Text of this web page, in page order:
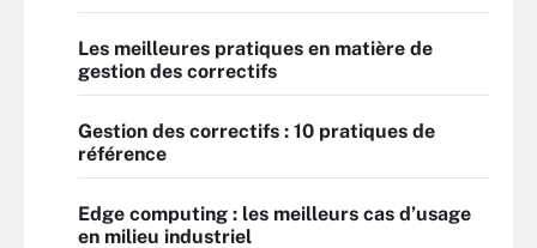
Les meilleures pratiques en matière de
gestion des correctifs
Gestion des correctifs : 10 pratiques de
référence
Edge computing : les meilleurs cas d’usage
en milieu industriel